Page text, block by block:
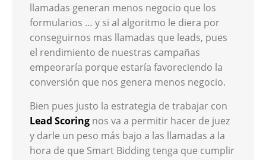
llamadas generan menos negocio que los
formularios … y si al algoritmo le diera por
conseguirnos mas llamadas que leads, pues
el rendimiento de nuestras campañas
empeoraría porque estaría favoreciendo la
conversión que nos genera menos negocio.
Bien pues justo la estrategia de trabajar con
Lead Scoring nos va a permitir hacer de juez
y darle un peso más bajo a las llamadas a la
hora de que Smart Bidding tenga que cumplir